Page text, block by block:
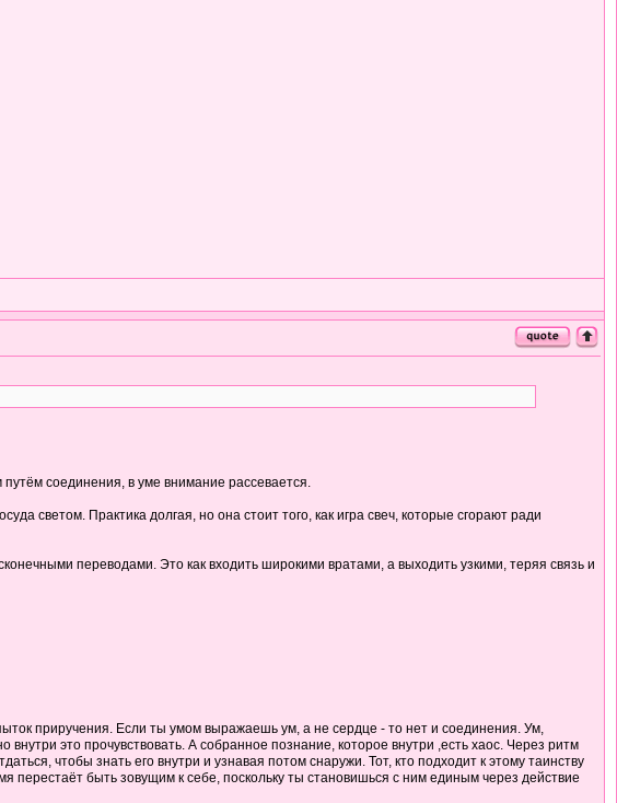
соединения, в уме внимание рассевается.
светом. Практика долгая, но она стоит того, как игра свеч, которые сгорают ради
переводами. Это как входить широкими вратами, а выходить узкими, теряя связь и
приручения. Если ты умом выражаешь ум, а не сердце - то нет и соединения. Ум,
это прочувствовать. А собранное познание, которое внутри ,есть хаос. Через ритм
чтобы знать его внутри и узнавая потом снаружи. Тот, кто подходит к этому таинству
быть зовущим к себе, поскольку ты становишься с ним единым через действие